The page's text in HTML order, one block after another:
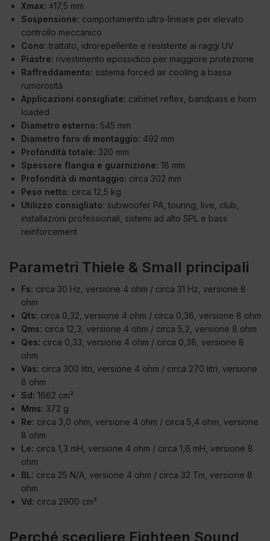
Xmax: ±17,5 mm
Sospensione: comportamento ultra-lineare per elevato
controllo meccanico
Cono: trattato, idrorepellente e resistente ai raggi UV
Piastre: rivestimento epossidico per maggiore protezione
Raffreddamento: sistema forced air cooling a bassa
rumorosità
Applicazioni consigliate: cabinet reflex, bandpass e horn
loaded
Diametro esterno: 545 mm
Diametro foro di montaggio: 492 mm
Profondità totale: 320 mm
Spessore flangia e guarnizione: 18 mm
Profondità di montaggio: circa 302 mm
Peso netto: circa 12,5 kg
Utilizzo consigliato: subwoofer PA, touring, live, club,
installazioni professionali, sistemi ad alto SPL e bass
reinforcement
Parametri Thiele & Small principali
Fs: circa 30 Hz, versione 4 ohm / circa 31 Hz, versione 8
ohm
Qts: circa 0,32, versione 4 ohm / circa 0,36, versione 8 ohm
Qms: circa 12,3, versione 4 ohm / circa 5,2, versione 8 ohm
Qes: circa 0,33, versione 4 ohm / circa 0,38, versione 8
ohm
Vas: circa 300 litri, versione 4 ohm / circa 270 litri, versione
8 ohm
Sd: 1662 cm²
Mms: 372 g
Re: circa 3,0 ohm, versione 4 ohm / circa 5,4 ohm, versione
8 ohm
Le: circa 1,3 mH, versione 4 ohm / circa 1,6 mH, versione 8
ohm
BL: circa 25 N/A, versione 4 ohm / circa 32 Tm, versione 8
ohm
Vd: circa 2900 cm³
Perché scegliere Eighteen Sound